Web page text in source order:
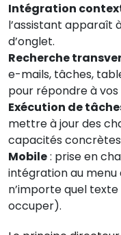
Intégration
l’assistant apparaît
d’onglet.
Recherche
e-mails, tâches,
pour répondre à vos
Exécution de
mettre à jour des
capacités
Mobile: prise en
intégration au
n’importe quel texte
occuper).